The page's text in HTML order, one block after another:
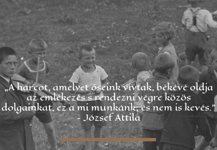
„A harcot, amelyet őseink vivtak, békévé oldja
az emlékezés s rendezni végre közös
dolgainkat, ez a mi munkánk; és nem is kevés.”
– József Attila